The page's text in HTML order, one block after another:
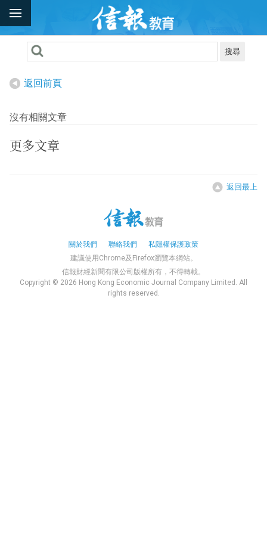
搜尋
返回前頁
沒有相關文章
更多文章
返回最上
關於我們 聯絡我們
私隱權保護政策
建議使用Chrome及Firefox瀏覽本網站。
信報財經新聞有限公司版權所有，不得轉載。
Copyright © 2026 Hong Kong Economic Journal Company Limited. All
rights reserved.